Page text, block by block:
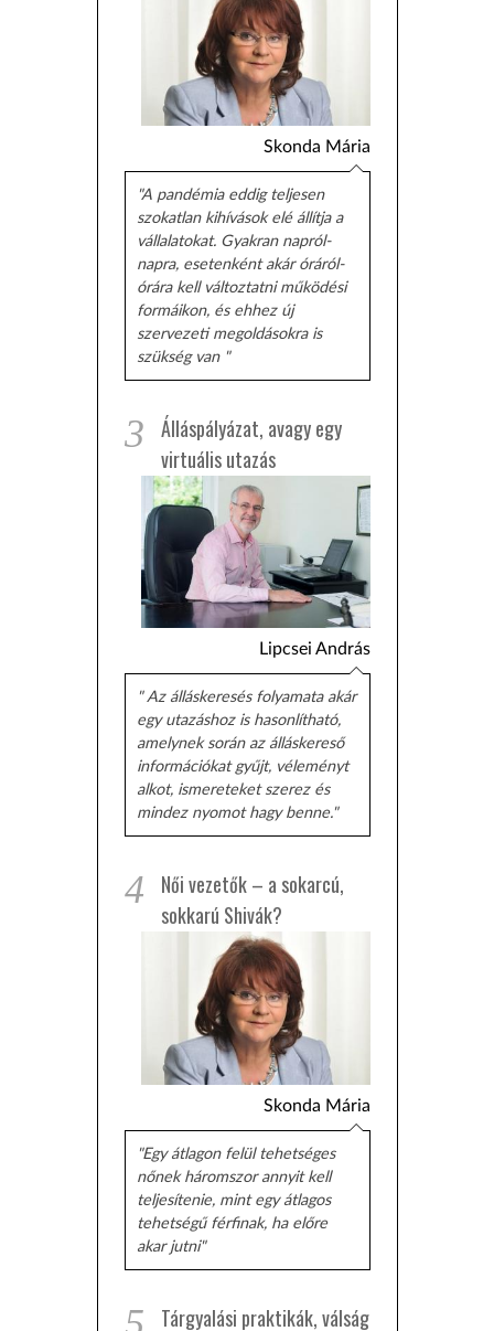
Skonda Mária
"A pandémia eddig teljesen
szokatlan kihívások elé állítja a
vállalatokat. Gyakran napról-
napra, esetenként akár óráról-
órára kell változtatni működési
formáikon, és ehhez új
szervezeti megoldásokra is
szükség van "
3
Álláspályázat, avagy egy
virtuális utazás
Lipcsei András
" Az álláskeresés folyamata akár
egy utazáshoz is hasonlítható,
amelynek során az álláskereső
információkat gyűjt, véleményt
alkot, ismereteket szerez és
mindez nyomot hagy benne."
4
Női vezetők – a sokarcú,
sokkarú Shivák?
Skonda Mária
"Egy átlagon felül tehetséges
nőnek háromszor annyit kell
teljesítenie, mint egy átlagos
tehetségű férfinak, ha előre
akar jutni"
Tárgyalási praktikák, válság